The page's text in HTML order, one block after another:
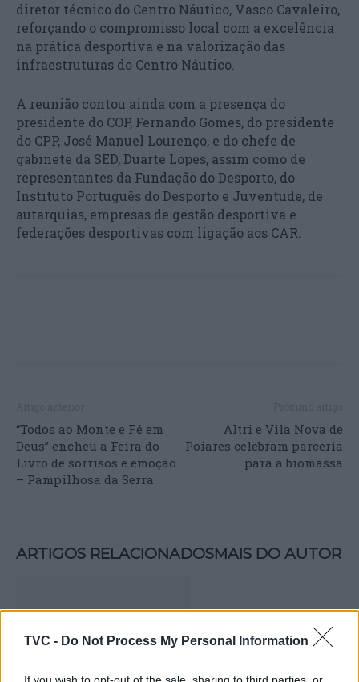
TVC - Do Not Process My Personal Information
diretor técnico do Centro Náutico, Vasco Cavaleiro,
reforçando o compromisso local com a excelência
na prática desportiva e na valorização das
infraestruturas do Centro Náutico.
A reunião contou ainda com a presença do
presidente do COP, Fernando Gomes, do presidente
do CPP, José Manuel Lourenço, e do chefe de
gabinete da SED, Duarte Lopes, assim como de
representantes da Fundação do Desporto, do
Instituto Português do Desporto e Juventude, de
autarquias, empresas de gestão desportiva e
federações desportivas com ligação aos CAR.
“Todos ao Monte e Fé em
Deus” encheu a Feira do
Livro de sorrisos e emoção
– Pampilhosa da Serra
Altri e Vila Nova de
Poiares celebram parceria
para a biomassa
ARTIGOS RELACIONADOSMAIS DO AUTOR